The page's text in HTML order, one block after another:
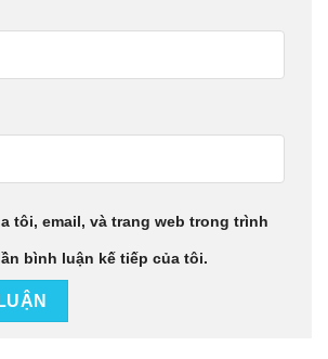
tôi, email, và trang web trong trình
bình luận kế tiếp của tôi.